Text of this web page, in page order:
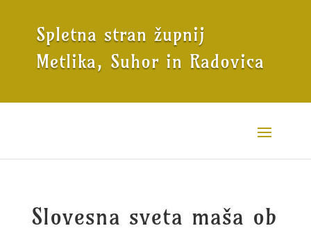
Spletna stran župnij
Metlika, Suhor in Radovica
Slovesna sveta maša ob